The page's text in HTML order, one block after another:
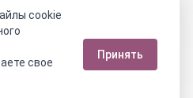
О нас
Наши магазины
Сертификаты
Статьи
камнях СОУТ
Телеграм
cookie
свое
Принять